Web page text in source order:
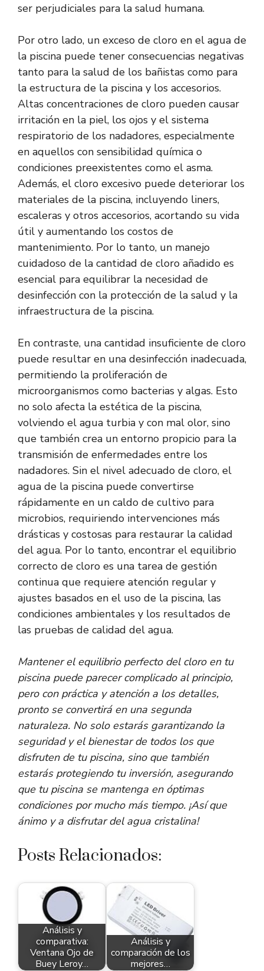
ser perjudiciales para la salud humana.
Por otro lado, un exceso de cloro en el agua de
la piscina puede tener consecuencias negativas
tanto para la salud de los bañistas como para
la estructura de la piscina y los accesorios.
Altas concentraciones de cloro pueden causar
irritación en la piel, los ojos y el sistema
respiratorio de los nadadores, especialmente
en aquellos con sensibilidad química o
condiciones preexistentes como el asma.
Además, el cloro excesivo puede deteriorar los
materiales de la piscina, incluyendo liners,
escaleras y otros accesorios, acortando su vida
útil y aumentando los costos de
mantenimiento. Por lo tanto, un manejo
cuidadoso de la cantidad de cloro añadido es
esencial para equilibrar la necesidad de
desinfección con la protección de la salud y la
infraestructura de la piscina.
En contraste, una cantidad insuficiente de cloro
puede resultar en una desinfección inadecuada,
permitiendo la proliferación de
microorganismos como bacterias y algas. Esto
no solo afecta la estética de la piscina,
volviendo el agua turbia y con mal olor, sino
que también crea un entorno propicio para la
transmisión de enfermedades entre los
nadadores. Sin el nivel adecuado de cloro, el
agua de la piscina puede convertirse
rápidamente en un caldo de cultivo para
microbios, requiriendo intervenciones más
drásticas y costosas para restaurar la calidad
del agua. Por lo tanto, encontrar el equilibrio
correcto de cloro es una tarea de gestión
continua que requiere atención regular y
ajustes basados en el uso de la piscina, las
condiciones ambientales y los resultados de
las pruebas de calidad del agua.
Mantener el equilibrio perfecto del cloro en tu
piscina puede parecer complicado al principio,
pero con práctica y atención a los detalles,
pronto se convertirá en una segunda
naturaleza. No solo estarás garantizando la
seguridad y el bienestar de todos los que
disfruten de tu piscina, sino que también
estarás protegiendo tu inversión, asegurando
que tu piscina se mantenga en óptimas
condiciones por mucho más tiempo. ¡Así que
ánimo y a disfrutar del agua cristalina!
Posts Relacionados:
Análisis y
comparativa:
Ventana Ojo de
Buey Leroy…
Análisis y
comparación de los
mejores…